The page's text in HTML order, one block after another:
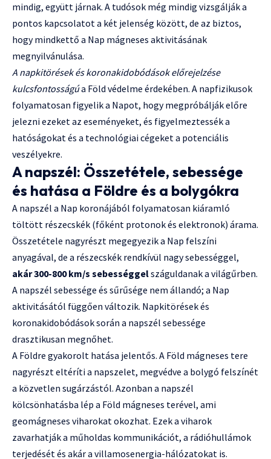
mindig, együtt járnak. A tudósok még mindig vizsgálják a
pontos kapcsolatot a két jelenség között, de az biztos,
hogy mindkettő a Nap mágneses aktivitásának
megnyilvánulása.
A napkitörések és koronakidobódások előrejelzése
kulcsfontosságúa Föld védelme érdekében. A napfizikusok
folyamatosan figyelik a Napot, hogy megpróbálják előre
jelezni ezeket az eseményeket, és figyelmeztessék a
hatóságokat és a technológiai cégeket a potenciális
veszélyekre.
A napszél: Összetétele, sebessége
és hatása a Földre és a bolygókra
A napszél a Nap koronájából folyamatosan kiáramló
töltött részecskék (főként protonok és elektronok) árama.
Összetétele nagyrészt megegyezik a Nap felszíni
anyagával, de a részecskék rendkívül nagy sebességgel,
akár 300-800 km/s sebességgelszáguldanak a világűrben.
A napszél sebessége és sűrűsége nem állandó; a Nap
aktivitásától függően változik. Napkitörések és
koronakidobódások során a napszél sebessége
drasztikusan megnőhet.
A Földre gyakorolt hatása jelentős. A Föld mágneses tere
nagyrészt eltéríti a napszelet, megvédve a bolygó felszínét
a közvetlen sugárzástól. Azonban a napszél
kölcsönhatásba lép a Föld mágneses terével, ami
geomágneses viharokat okozhat. Ezek a viharok
zavarhatják a műholdas kommunikációt, a rádióhullámok
terjedését és akár a villamosenergia-hálózatokat is.